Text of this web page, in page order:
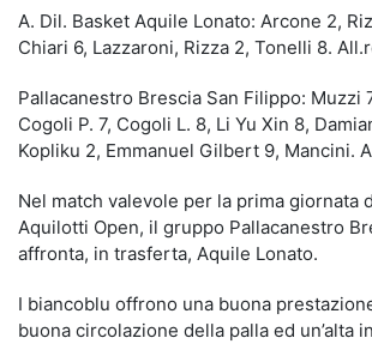
A. Dil. Basket Aquile Lonato: Arcone 2,
Chiari 6, Lazzaroni, Rizza 2, Tonelli 8.
Pallacanestro Brescia San Filippo: Muzzi
Cogoli P. 7, Cogoli L. 8, Li Yu Xin 8,
Kopliku 2, Emmanuel Gilbert 9, Mancini.
Nel match valevole per la prima giornata
Aquilotti Open, il gruppo Pallacanestro
affronta, in trasferta, Aquile Lonato.
I biancoblu offrono una buona
buona circolazione della palla ed un’alta